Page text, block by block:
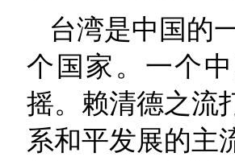
台湾是中国的
个国家。一个
摇。赖清德之流
系和平发展的主